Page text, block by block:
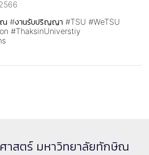
ณ #งานรับปริญญา #TSU #WeTSU
#ThaksinUniverstiy
าสตร์ มหาวิทยาลัยทักษิณ